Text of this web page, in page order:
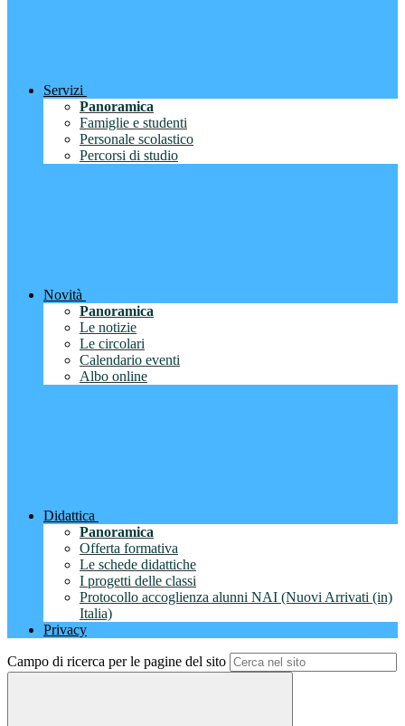
Servizi
Panoramica
Famiglie e studenti
Personale scolastico
Percorsi di studio
Novità
Panoramica
Le notizie
Le circolari
Calendario eventi
Albo online
Didattica
Panoramica
Offerta formativa
Le schede didattiche
I progetti delle classi
Protocollo accoglienza alunni NAI (Nuovi Arrivati (in)
Italia)
Privacy
Campo di ricerca per le pagine del sito